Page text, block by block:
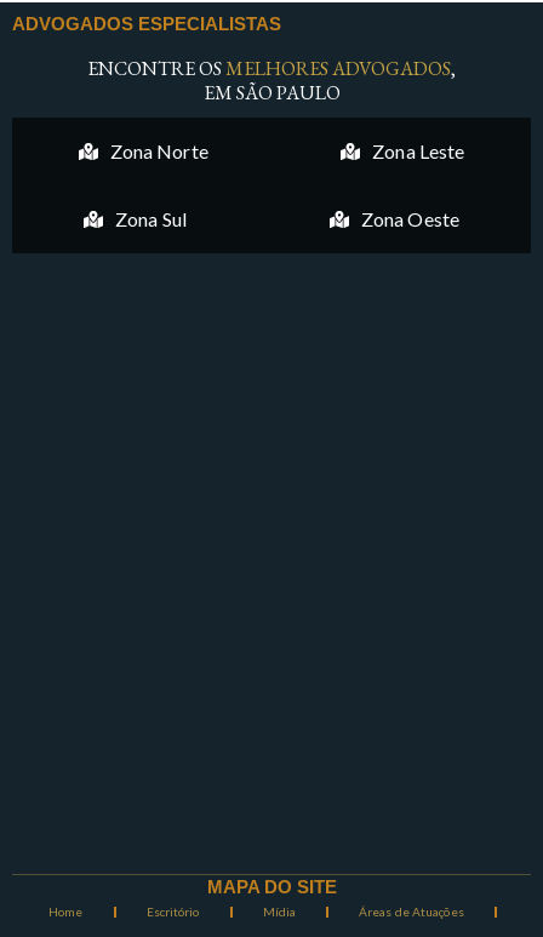
ADVOGADOS ESPECIALISTAS
ENCONTRE OSMELHORES ADVOGADOS,
EM SÃO PAULO
Zona Norte Zona Leste
Zona Sul Zona Oeste
MAPA DO SITE
Home Escritório Mídia Áreas de Atuações